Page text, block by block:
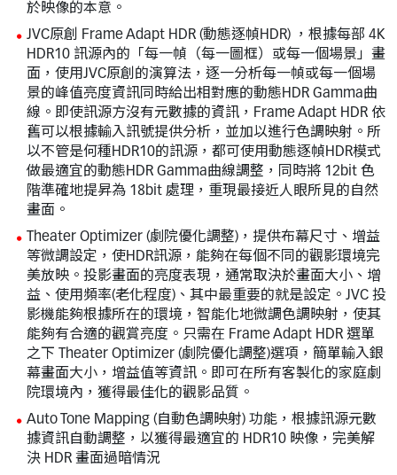
於映像的本意。
JVC原創 Frame Adapt HDR (動態逐幀HDR) ，根據每部 4K
HDR10 訊源內的「每一幀（每一圖框）或每一個場景」畫
面，使用JVC原創的演算法，逐一分析每一幀或每一個場
景的峰值亮度資訊同時給出相對應的動態HDR Gamma曲
線。即使訊源方沒有元數據的資訊，Frame Adapt HDR 依
舊可以根據輸入訊號提供分析，並加以進行色調映射。所
以不管是何種HDR10的訊源，都可使用動態逐幀HDR模式
做最適宜的動態HDR Gamma曲線調整，同時將 12bit 色
階準確地提昇為 18bit 處理，重現最接近人眼所見的自然
畫面。
Theater Optimizer (劇院優化調整)，提供布幕尺寸、增益
等微調設定，使HDR訊源，能夠在每個不同的觀影環境完
美放映。投影畫面的亮度表現，通常取決於畫面大小、增
益、使用頻率(老化程度)、其中最重要的就是設定。JVC 投
影機能夠根據所在的環境，智能化地微調色調映射，使其
能夠有合適的觀賞亮度。只需在 Frame Adapt HDR 選單
之下 Theater Optimizer (劇院優化調整)選項，簡單輸入銀
幕畫面大小，增益值等資訊。即可在所有客製化的家庭劇
院環境內，獲得最佳化的觀影品質。
Auto Tone Mapping (自動色調映射) 功能，根據訊源元數
據資訊自動調整，以獲得最適宜的 HDR10 映像，完美解
決 HDR 畫面過暗情況